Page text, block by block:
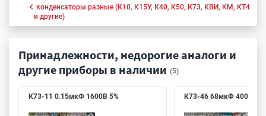
конденсаторы разные (К10, К15У, К40, К50, К73, КВИ, КМ, КТ4
и другие)
Принадлежности, недорогие аналоги и
другие приборы в наличии (5)
К73-11 0.15мкФ 1600В 5% К73-46 68мкФ 400В